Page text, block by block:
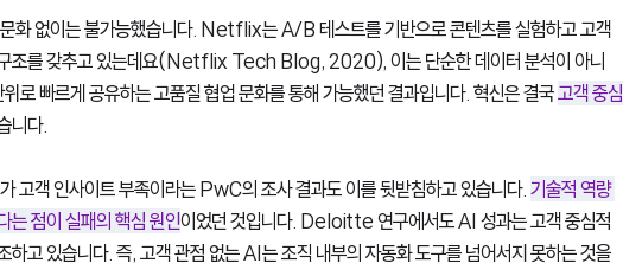
화 없이는 불가능했습니다. Netflix는 A/B 테스트를 기반으로 콘텐츠를 실험하고 고객
구조를 갖추고 있는데요(Netflix Tech Blog, 2020), 이는 단순한 데이터 분석이 아니
로 빠르게 공유하는 고품질 협업 문화를 통해 가능했던 결과입니다. 혁신은 결국 고객 중심
니다.
고객 인사이트 부족이라는 PwC의 조사 결과도 이를 뒷받침하고 있습니다. 기술적 역량
는 점이 실패의 핵심 원인이었던 것입니다. Deloitte 연구에서도 AI 성과는 고객 중심적
하고 있습니다. 즉, 고객 관점 없는 AI는 조직 내부의 자동화 도구를 넘어서지 못하는 것을